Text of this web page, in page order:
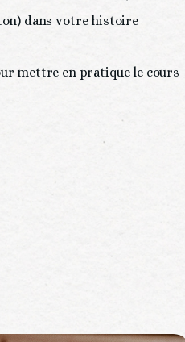
dans votre histoire
mettre en pratique le cours